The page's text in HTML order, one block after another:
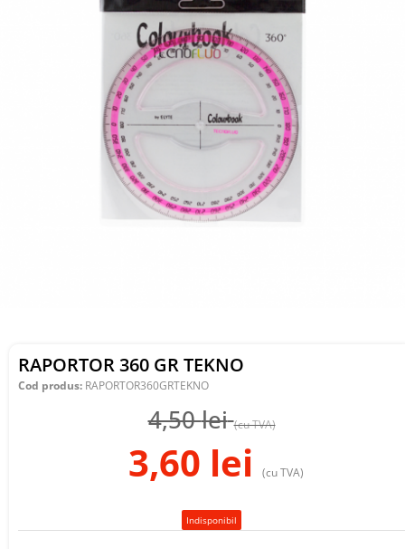
RAPORTOR 360 GR TEKNO
Cod produs: RAPORTOR360GRTEKNO
4,50lei (cu TVA)
3,60 lei (cu TVA)
Indisponibil